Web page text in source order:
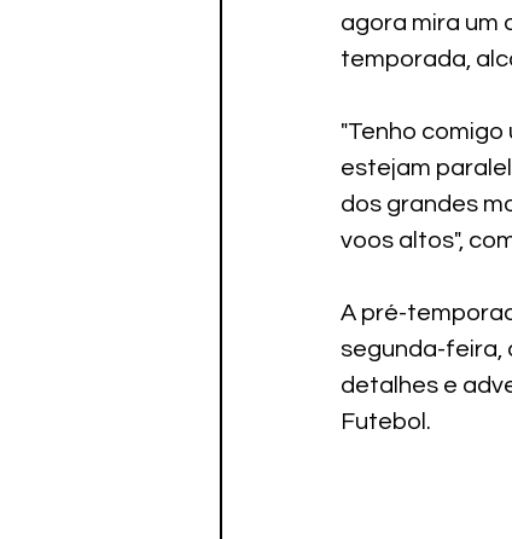
agora mira um
temporada,
"Tenho
estejam
dos grandes
voos altos",
A pré-
segunda-feira,
detalhes e
Futebol.